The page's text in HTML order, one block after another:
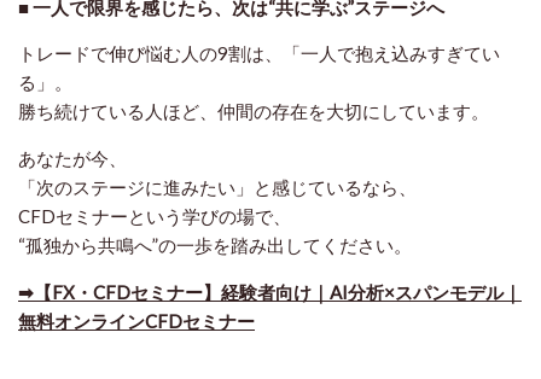
■ 一人で限界を感じたら、次は“共に学ぶ”ステージへ
トレードで伸び悩む人の9割は、「一人で抱え込みすぎてい
る」。
勝ち続けている人ほど、仲間の存在を大切にしています。
あなたが今、
「次のステージに進みたい」と感じているなら、
CFDセミナーという学びの場で、
“孤独から共鳴へ”の一歩を踏み出してください。
➡【FX・CFDセミナー】経験者向け｜AI分析×スパンモデル｜
無料オンラインCFDセミナー